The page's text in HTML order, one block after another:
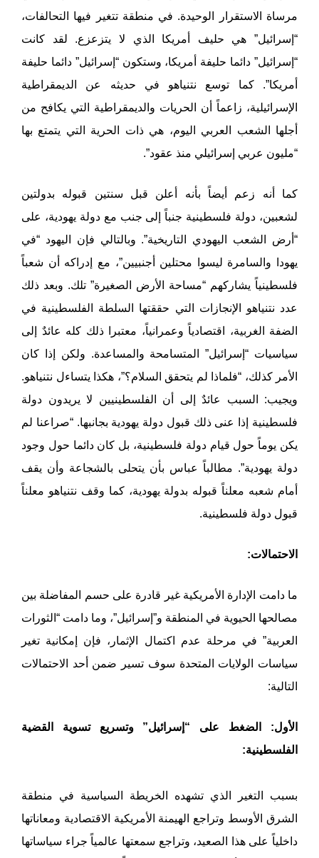
مرساة الاستقرار الوحيدة. في منطقة تتغير فيها التحالفات،
“إسرائيل” هي حليف أمريكا الذي لا يتزعزع. لقد كانت
“إسرائيل” دائما حليفة أمريكا، وستكون “إسرائيل” دائما حليفة
أمريكا”. كما توسع نتنياهو في حديثه عن الديمقراطية
الإسرائيلية، زاعماً أن الحريات والديمقراطية التي يكافح من
أجلها الشعب العربي اليوم، هي ذات الحرية التي يتمتع بها
“مليون عربي إسرائيلي منذ عقود”.
كما أنه زعم أيضاً بأنه أعلن قبل سنتين قبوله بدولتين
لشعبين، دولة فلسطينية جنباً إلى جنب مع دولة يهودية، على
“أرض الشعب اليهودي التاريخية”. وبالتالي فإن اليهود “في
يهودا والسامرة ليسوا محتلين أجنبيين”، مع إدراكه أن شعباً
فلسطينياً يشاركهم “مساحة الأرض الصغيرة” تلك. وبعد ذلك
عدد نتنياهو الإنجازات التي حققتها السلطة الفلسطينية في
الضفة الغربية، اقتصادياً وعمرانياً، معتبرا ذلك كله عائدٌ إلى
سياسيات “إسرائيل” المتسامحة والمساعدة. ولكن إذا كان
الأمر كذلك، “فلماذا لم يتحقق السلام؟”، هكذا يتساءل نتنياهو.
ويجيب: السبب عائدٌ إلى أن الفلسطينيين لا يريدون دولة
فلسطينية إذا عنى ذلك قبول دولة يهودية بجانبها. “صراعنا لم
يكن يوماً حول قيام دولة فلسطينية، بل كان دائما حول وجود
دولة يهودية”. مطالباً عباس بأن يتحلى بالشجاعة وأن يقف
أمام شعبه معلناً قبوله بدولة يهودية، كما وقف نتنياهو معلناً
قبول دولة فلسطينية.
الاحتمالات:
ما دامت الإدارة الأمريكية غير قادرة على حسم المفاضلة بين
مصالحها الحيوية في المنطقة و”إسرائيل”، وما دامت “الثورات
العربية” في مرحلة عدم اكتمال الإثمار، فإن إمكانية تغير
سياسات الولايات المتحدة سوف تسير ضمن أحد الاحتمالات
التالية:
الأول: الضغط على “إسرائيل” وتسريع تسوية القضية
الفلسطينية:
بسبب التغير الذي تشهده الخريطة السياسية في منطقة
الشرق الأوسط وتراجع الهيمنة الأمريكية الاقتصادية ومعاناتها
داخلياً على هذا الصعيد، وتراجع سمعتها عالمياً جراء سياساتها